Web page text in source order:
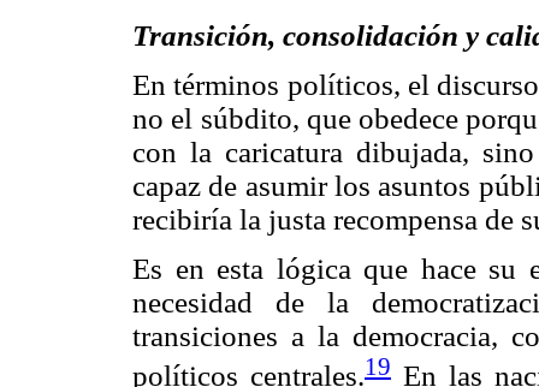
Transición, consolidación y
En términos políticos, el
no el súbdito, que obedece
con la caricatura dibujada,
capaz de asumir los asuntos
recibiría la justa recompensa de
Es en esta lógica que hace su
necesidad de la
transiciones a la democracia,
políticos centrales.19 En las